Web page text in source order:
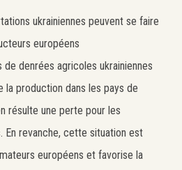
ukrainiennes peuvent se faire
européens
de denrées agricoles ukrainiennes
la production dans les pays de
résulte une perte pour les
En revanche, cette situation est
européens et favorise la